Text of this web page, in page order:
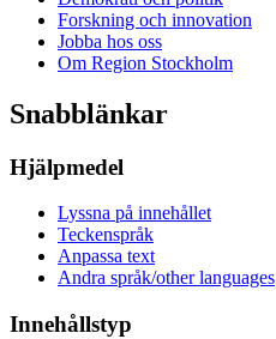
Forskning och innovation
Jobba hos oss
Om Region Stockholm
Snabblänkar
Hjälpmedel
Lyssna på innehållet
Teckenspråk
Anpassa text
Andra språk/other languages
Innehållstyp